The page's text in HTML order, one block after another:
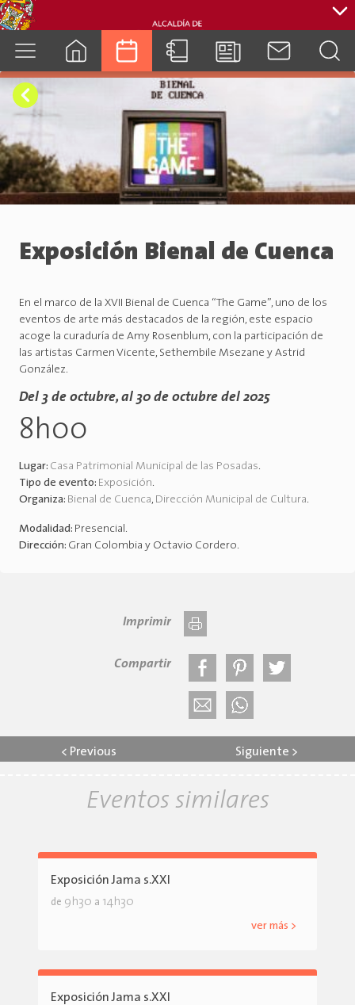
cuenca.gob.ec
Exposición Bienal de Cuenca
En el marco de la XVII Bienal de Cuenca “The Game”, uno de los
eventos de arte más destacados de la región, este espacio
acoge la curaduría de Amy Rosenblum, con la participación de
las artistas Carmen Vicente, Sethembile Msezane y Astrid
González.
Del 3 de octubre, al 30 de octubre del 2025
8h00
Lugar: Casa Patrimonial Municipal de las Posadas.
Tipo de evento: Exposición.
Organiza: Bienal de Cuenca, Dirección Municipal de Cultura.
Modalidad: Presencial.
Dirección: Gran Colombia y Octavio Cordero.
Imprimir
Compartir
< Previous Siguiente >
Eventos similares
Exposición Jama s.XXI
de 9h30 a 14h30
ver más >
Exposición Jama s.XXI